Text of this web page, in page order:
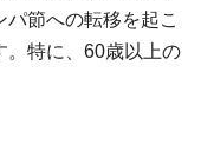
節への転移を起こ
。特に、60歳以上の